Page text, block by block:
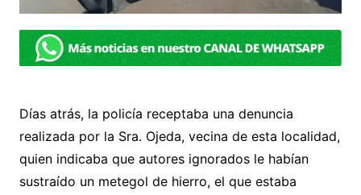
Días atrás, la policía receptaba una denuncia
realizada por la Sra. Ojeda, vecina de esta localidad,
quien indicaba que autores ignorados le habían
sustraído un metegol de hierro, el que estaba